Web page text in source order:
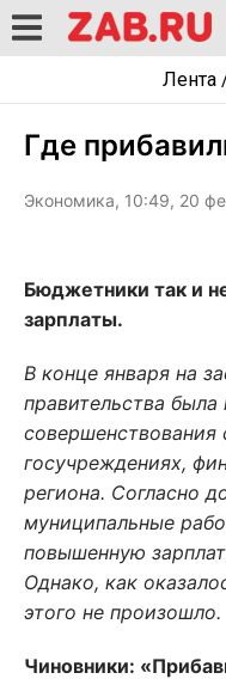
Лента
Где
Экономика, 10:49, 20
Бюджетники так и
зарплаты.
В конце января на
правительства
госучреждениях,
региона. Согласно
муниципальные
повышенную
Однако, как
этого не произошло.
Чиновники: